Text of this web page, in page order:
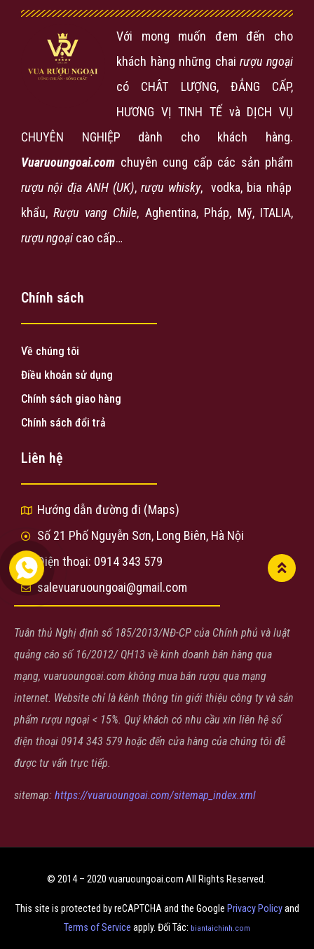
Với mong muốn đem đến cho
khách hàng những chairượu ngoại
có CHÂT LƯỢNG, ĐẲNG CẤP,
HƯƠNG VỊ TINH TẾ và DỊCH VỤ
CHUYÊN NGHIỆP dành cho khách hàng.
Vuaruoungoai.com chuyên cung cấp các sản phẩm
rượu nội địa ANH (UK),rượu whisky, vodka, bia nhập
khẩu,Rượu vang Chile, Aghentina, Pháp, Mỹ, ITALIA,
rượu ngoại cao cấp…
Chính sách
Về chúng tôi
Điều khoản sử dụng
Chính sách giao hàng
Chính sách đổi trả
Liên hệ
Hướng dẫn đường đi (Maps)
Số 21 Phố Nguyễn Sơn, Long Biên, Hà Nội
Điện thoại: 0914 343 579
salevuaruoungoai@gmail.com
Tuân thủ Nghị định số 185/2013/NĐ-CP của Chính phủ và luật
quảng cáo số 16/2012/ QH13 về kinh doanh bán hàng qua
mạng, vuaruoungoai.com không mua bán rượu qua mạng
internet. Website chỉ là kênh thông tin giới thiệu công ty và sản
phẩm rượu ngoại < 15%. Quý khách có nhu cầu xin liên hệ số
điện thoại 0914 343 579 hoặc đến cửa hàng của chúng tôi đễ
được tư vấn trực tiếp.
sitemap: https://vuaruoungoai.com/sitemap_index.xml
© 2014 – 2020 vuaruoungoai.com All Rights Reserved.
This site is protected by reCAPTCHA and the Google Privacy Policyand
Terms of Service apply. Đối Tác: biantaichinh.com